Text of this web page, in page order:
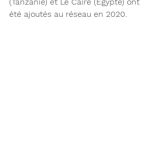
été ajoutés au réseau en 2020.